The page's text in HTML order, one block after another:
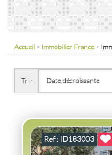
Accueil > Immobilier France >
Tri :
Ref : ID183003
VENTEMAISON
MAISON